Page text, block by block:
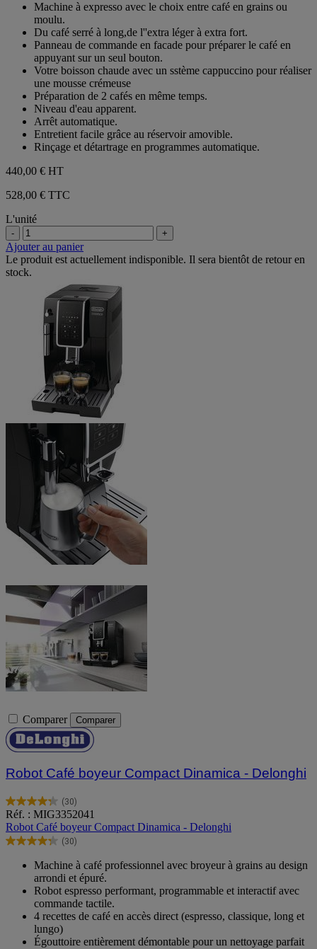
avis
étoiles.
Machine à expresso avec le choix entre café en grains ou
moulu.
Du café serré à long,de l''extra léger à extra fort.
Panneau de commande en facade pour préparer le café en
appuyant sur un seul bouton.
Votre boisson chaude avec un sstème cappuccino pour réaliser
une mousse crémeuse
Préparation de 2 cafés en même temps.
Niveau d'eau apparent.
Arrêt automatique.
Entretient facile grâce au réservoir amovible.
Rinçage et détartrage en programmes automatique.
440,00 € HT
528,00 € TTC
L'unité
- +
Ajouter au panier
Le produit est actuellement indisponible. Il sera bientôt de retour en
stock.
Comparer Comparer
Robot Café boyeur Compact Dinamica - Delonghi
(30)
4.3
sur
5
étoiles.
avis
Réf. : MIG3352041
Robot Café boyeur Compact Dinamica - Delonghi
(30)
4.3
étoiles.
Machine à café professionnel avec broyeur à grains au design
arrondi et épuré.
Robot espresso performant, programmable et interactif avec
commande tactile.
4 recettes de café en accès direct (espresso, classique, long et
lungo)
Égouttoire entièrement démontable pour un nettoyage parfait